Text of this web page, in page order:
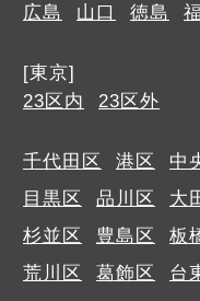
広島
山口 徳島
[東京]
23区内
23区外
千代田区 港区 中
目黒区
品川区 大
杉並区
豊島区 板
荒川区
葛飾区 台